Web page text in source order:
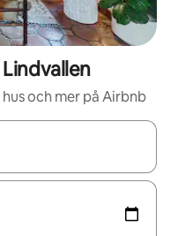
och mer på Airbnb
du navigera med upp- och